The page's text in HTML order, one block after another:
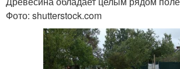
Фото: shutterstock.com